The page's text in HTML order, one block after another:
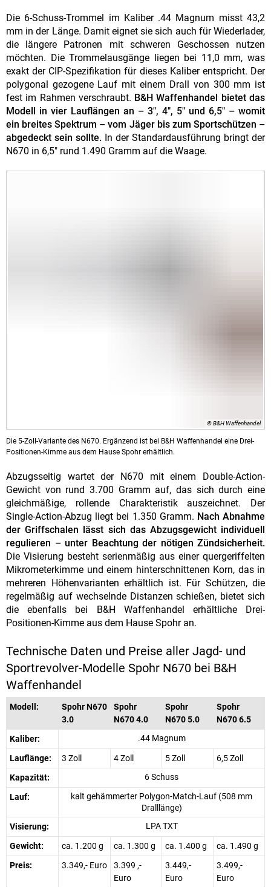
Die 6-Schuss-Trommel im Kaliber .44 Magnum misst 43,2
mm in der Länge. Damit eignet sie sich auch für Wiederlader,
die längere Patronen mit schweren Geschossen nutzen
möchten. Die Trommelausgänge liegen bei 11,0 mm, was
exakt der CIP-Spezifikation für dieses Kaliber entspricht. Der
polygonal gezogene Lauf mit einem Drall von 300 mm ist
fest im Rahmen verschraubt. B&H Waffenhandel bietet das
Modell in vier Lauflängen an – 3", 4", 5" und 6,5" – womit
ein breites Spektrum – vom Jäger bis zum Sportschützen –
abgedeckt sein sollte. In der Standardausführung bringt der
N670 in 6,5" rund 1.490 Gramm auf die Waage.
© B&H Waffenhandel
Die 5-Zoll-Variante des N670. Ergänzend ist bei B&H Waffenhandel eine Drei-
Positionen-Kimme aus dem Hause Spohr erhältlich.
Abzugsseitig wartet der N670 mit einem Double-Action-
Gewicht von rund 3.700 Gramm auf, das sich durch eine
gleichmäßige, rollende Charakteristik auszeichnet. Der
Single-Action-Abzug liegt bei 1.350 Gramm. Nach Abnahme
der Griffschalen lässt sich das Abzugsgewicht individuell
regulieren – unter Beachtung der nötigen Zündsicherheit.
Die Visierung besteht serienmäßig aus einer quergeriffelten
Mikrometerkimme und einem hinterschnittenen Korn, das in
mehreren Höhenvarianten erhältlich ist. Für Schützen, die
regelmäßig auf wechselnde Distanzen schießen, bietet sich
die ebenfalls bei B&H Waffenhandel erhältliche Drei-
Positionen-Kimme aus dem Hause Spohr an.
Technische Daten und Preise aller Jagd- und
Sportrevolver-Modelle Spohr N670 bei B&H
Waffenhandel
Modell:
Spohr N670
3.0
Spohr
N670 4.0
Spohr
N670 5.0
Spohr
N670 6.5
Kaliber:
.44 Magnum
Lauflänge: 3 Zoll 4 Zoll 5 Zoll
6,5 Zoll
Kapazität:
6 Schuss
Lauf:
kalt gehämmerter Polygon-Match-Lauf (508 mm
Dralllänge)
Visierung:
LPA TXT
Gewicht: ca. 1.200 g ca. 1.300 g ca. 1.400 g
ca. 1.490 g
Preis:
3.349,- Euro
3.399 ,-
Euro
3.449,-
Euro
3.499,-
Euro